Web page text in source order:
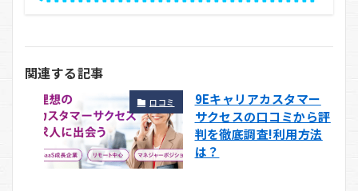
関連する記事
口コミ
9Eキャリアカスタマー
サクセスの口コミから評
判を徹底調査!利用方法
は？